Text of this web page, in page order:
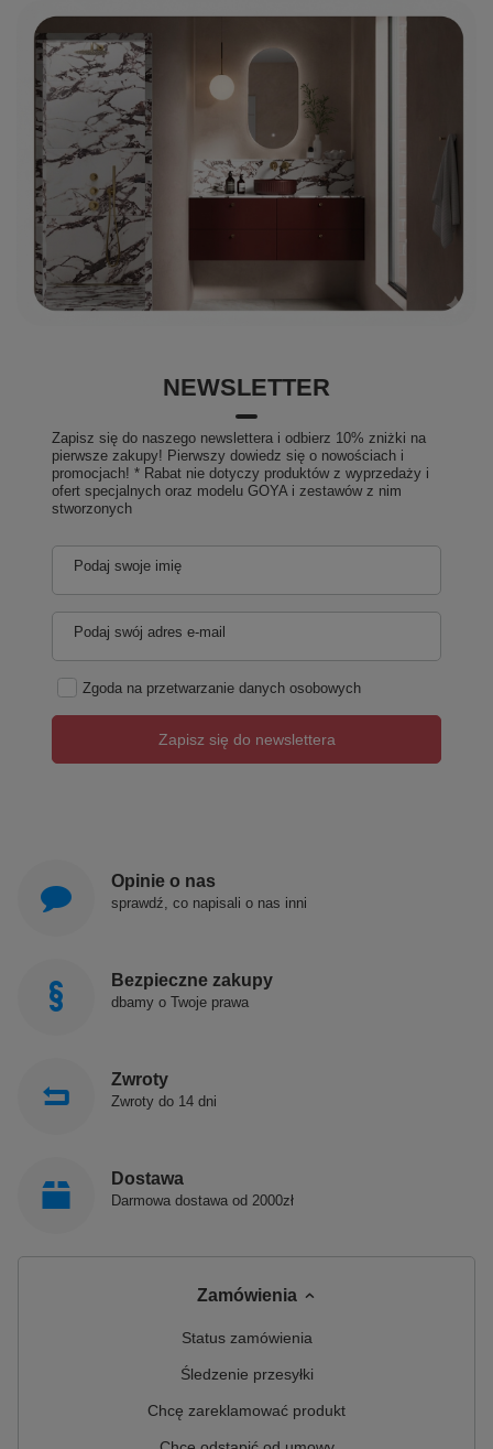
NEWSLETTER
Zapisz się do naszego newslettera i odbierz 10% zniżki na
pierwsze zakupy! Pierwszy dowiedz się o nowościach i
promocjach! * Rabat nie dotyczy produktów z wyprzedaży i
ofert specjalnych oraz modelu GOYA i zestawów z nim
stworzonych
Podaj swoje imię
Podaj swój adres e-mail
Zgoda na przetwarzanie danych osobowych
Zapisz się do newslettera
Opinie o nas
sprawdź, co napisali o nas inni
Bezpieczne zakupy
dbamy o Twoje prawa
Zwroty
Zwroty do 14 dni
Dostawa
Darmowa dostawa od 2000zł
Zamówienia
Status zamówienia
Śledzenie przesyłki
Chcę zareklamować produkt